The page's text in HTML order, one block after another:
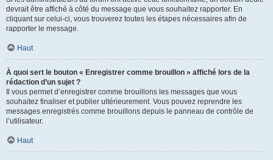
devrait être affiché à côté du message que vous souhaitez rapporter. En
cliquant sur celui-ci, vous trouverez toutes les étapes nécessaires afin de
rapporter le message.
Haut
À quoi sert le bouton « Enregistrer comme brouillon » affiché lors de la
rédaction d’un sujet ?
Il vous permet d’enregistrer comme brouillons les messages que vous
souhaitez finaliser et publier ultérieurement. Vous pouvez reprendre les
messages enregistrés comme brouillons depuis le panneau de contrôle de
l’utilisateur.
Haut